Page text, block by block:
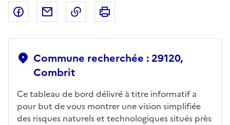
Partager sur Facebook
Partager par emailCopier dans le presse-papier
Commune recherchée : 29120,
Combrit
Ce tableau de bord délivré à titre informatif a
pour but de vous montrer une vision simplifiée
des risques naturels et technologiques situés près